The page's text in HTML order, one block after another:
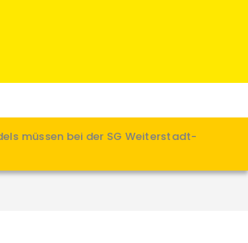
müssen bei der SG Weiterstadt-